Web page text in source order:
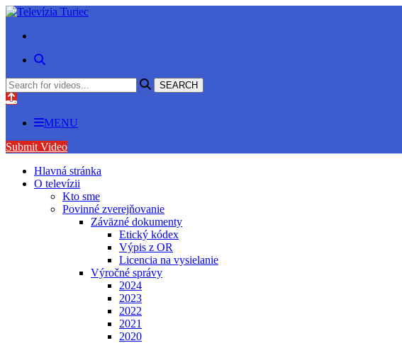
MENU
Submit Video
Hlavná stránka
O televízii
Kto sme
Povinné zverejňovanie
Záväzné dokumenty
Etický kódex
Výpis z OR
Licencia na vysielanie
Výročné správy
2024
2023
2022
2021
2020